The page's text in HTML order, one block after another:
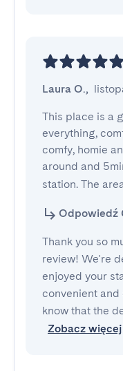
Laura O.,
This place is a
everything,
comfy, homie
around and
station. The
Odpowiedź
Thank you so
review! We're
enjoyed your
convenient
know that the
Zobacz więcej